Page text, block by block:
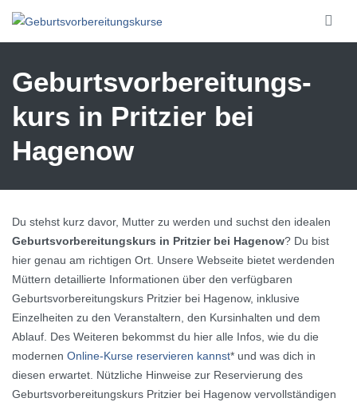
Geburtsvorbereitungs­
kurs in Pritzier bei
Hagenow
Du stehst kurz davor, Mutter zu werden und suchst den idealen
Geburtsvorbereitungskurs in Pritzier bei Hagenow? Du bist
hier genau am richtigen Ort. Unsere Webseite bietet werdenden
Müttern detaillierte Informationen über den verfügbaren
Geburtsvorbereitungskurs Pritzier bei Hagenow, inklusive
Einzelheiten zu den Veranstaltern, den Kursinhalten und dem
Ablauf. Des Weiteren bekommst du hier alle Infos, wie du die
modernen Online-Kurse reservieren kannst* und was dich in
diesen erwartet. Nützliche Hinweise zur Reservierung des
Geburtsvorbereitungskurs Pritzier bei Hagenow vervollständigen